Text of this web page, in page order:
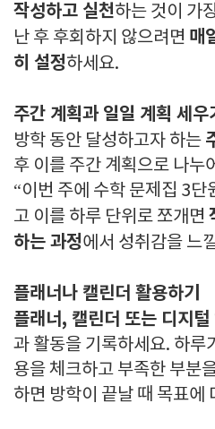
작성하고 실천하는 것이 가
난 후 후회하지 않으려면 매
히 설정하세요.
주간 계획과 일일 계획 세우
방학 동안 달성하고자 하는
후 이를 주간 계획으로 나누
“이번 주에 수학 문제집 3단
고 이를 하루 단위로 쪼개면
하는 과정에서 성취감을 느
플래너나 캘린더 활용하기
플래너, 캘린더 또는 디지털
과 활동을 기록하세요. 하루
용을 체크하고 부족한 부분
하면 방학이 끝날 때 목표에